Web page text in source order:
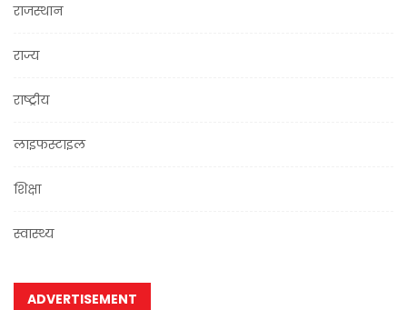
राजस्थान
राज्य
राष्ट्रीय
लाइफस्टाइल
शिक्षा
स्वास्थ्य
ADVERTISEMENT